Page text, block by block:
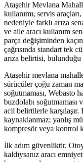
Ataşehir Mevlana
kullanımı, servis
nedeniyle farklı arıza
ve aile aracı kullanım
parça değişiminden
çağrısında standart tek
arıza belirtisi,
Ataşehir mevlana
sürücüler çoğu zaman
soğutmaması, Webasto
buzdolabı soğutmaması
acil belirtilerle
kaynaklanmaz; yanlış
kompresör veya kontrol
İlk adım güvenliktir.
kaldıysanız aracı